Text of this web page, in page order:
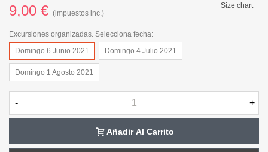
9,00 € (impuestos inc.)
Size chart
Excursiones organizadas. Selecciona fecha:
Domingo 6 Junio 2021
Domingo 4 Julio 2021
Domingo 1 Agosto 2021
- +
Añadir Al Carrito